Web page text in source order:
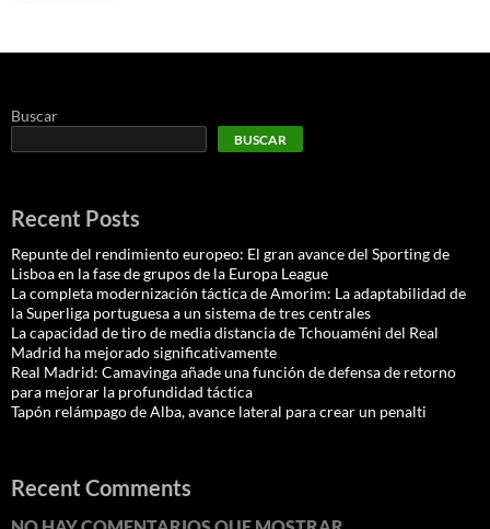
Buscar
BUSCAR
Recent Posts
Repunte del rendimiento europeo: El gran avance del Sporting de
Lisboa en la fase de grupos de la Europa League
La completa modernización táctica de Amorim: La adaptabilidad de
la Superliga portuguesa a un sistema de tres centrales
La capacidad de tiro de media distancia de Tchouaméni del Real
Madrid ha mejorado significativamente
Real Madrid: Camavinga añade una función de defensa de retorno
para mejorar la profundidad táctica
Tapón relámpago de Alba, avance lateral para crear un penalti
Recent Comments